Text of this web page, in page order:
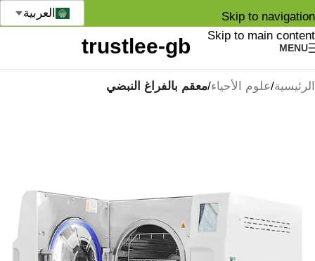
Skip to navigation
Skip to main content
MENU
العربية
الرئيسية علوم الأحياء معقم بالفراغ النبضي